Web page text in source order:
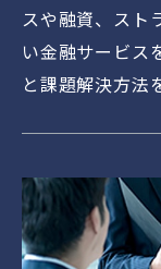
スや融資、スト
い金融サービス
と課題解決方法